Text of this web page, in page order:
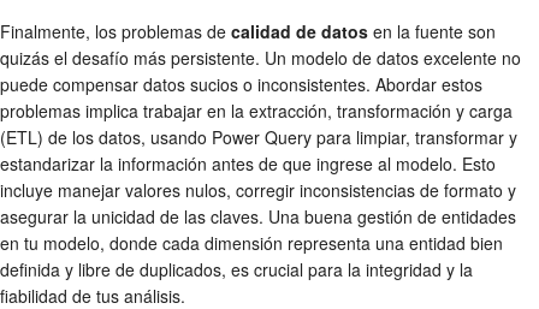
Finalmente, los problemas de calidad de datos en la fuente son
quizás el desafío más persistente. Un modelo de datos excelente no
puede compensar datos sucios o inconsistentes. Abordar estos
problemas implica trabajar en la extracción, transformación y carga
(ETL) de los datos, usando Power Query para limpiar, transformar y
estandarizar la información antes de que ingrese al modelo. Esto
incluye manejar valores nulos, corregir inconsistencias de formato y
asegurar la unicidad de las claves. Una buena gestión de entidades
en tu modelo, donde cada dimensión representa una entidad bien
definida y libre de duplicados, es crucial para la integridad y la
fiabilidad de tus análisis.